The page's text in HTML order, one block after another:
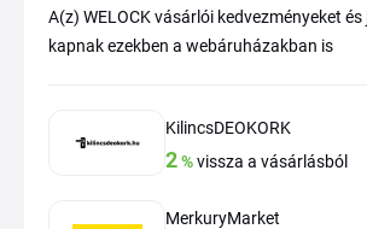
A(z) WELOCK vásárlói kedvezményeket
kapnak ezekben a webáruházakban is
KilincsDEOKORK
2%vissza a vásárlásból
MerkuryMarket